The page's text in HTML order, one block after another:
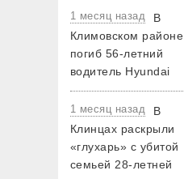
1 месяц назад
В
Климовском районе
погиб 56-летний
водитель Hyundai
1 месяц назад
В
Клинцах раскрыли
«глухарь» с убитой
семьей 28-летней